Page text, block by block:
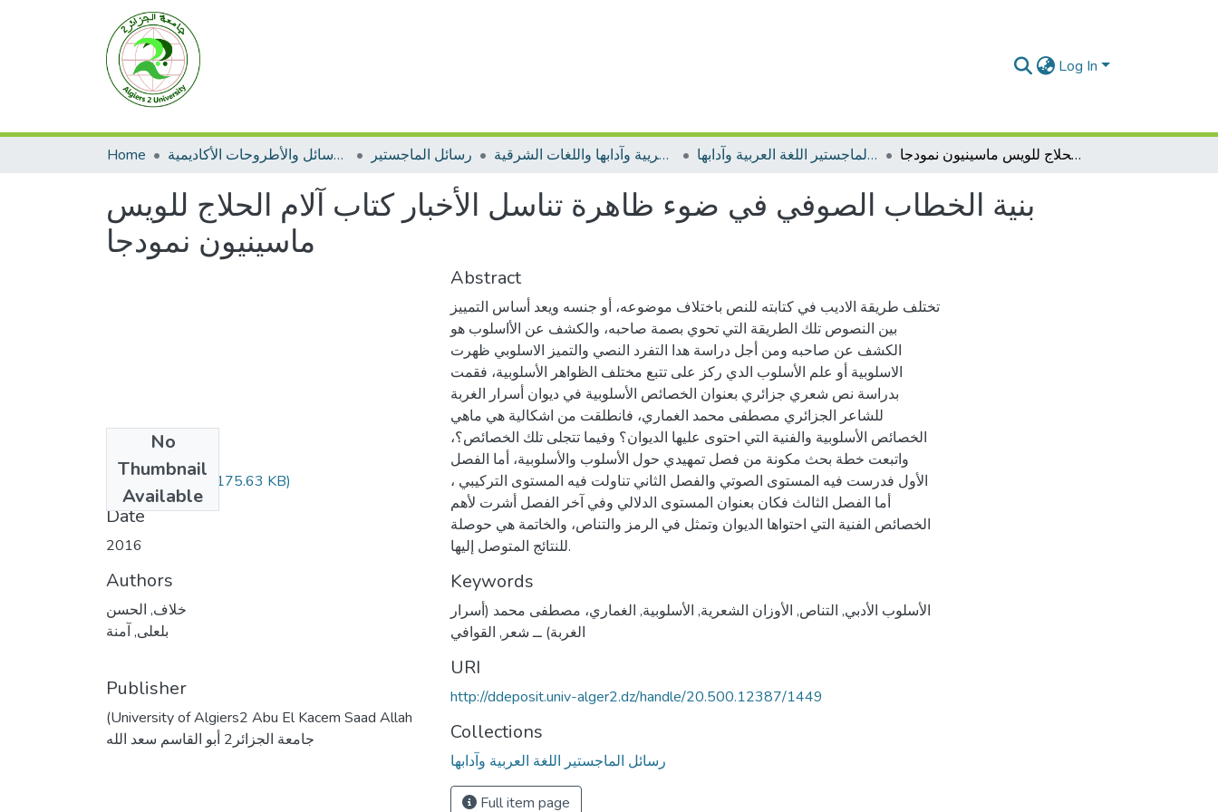
Log In
Home الرسائل والأطروحات الأكاديمية رسائل الماجستير رسائل الماجستير اللغة العريية وآدابها واللغات الشرقية رسائل الماجستير اللغة العربية وآدابها بنية الخطاب الصوفي في ضوء ظاهرة تناسل الأخبار كتاب آلام الحلاج للويس ماسينيون نمودجا
بنية الخطاب الصوفي في ضوء ظاهرة تناسل الأخبار كتاب آلام الحلاج للويس
ماسينيون نمودجا
No
Thumbnail
Available
خلاف الحسن.pdf (175.63 KB)
Date
2016
Authors
خلاف, الحسن
بلعلى, آمنة
Publisher
(University of Algiers2 Abu El Kacem Saad Allah
جامعة الجزائر2 أبو القاسم سعد الله
Abstract
تختلف طريقة الاديب في كتابته للنص باختلاف موضوعه، أو جنسه ويعد أساس التمييز
بين النصوص تلك الطريقة التي تحوي بصمة صاحبه، والكشف عن الأاسلوب هو
الكشف عن صاحبه ومن أجل دراسة هدا التفرد النصي والتميز الاسلوبي ظهرت
الاسلوبية أو علم الأسلوب الدي ركز على تتبع مختلف الظواهر الأسلوبية، فقمت
بدراسة نص شعري جزائري بعنوان الخصائص الأسلوبية في ديوان أسرار الغربة
للشاعر الجزائري مصطفى محمد الغماري، فانطلقت من اشكالية هي ماهي
الخصائص الأسلوبية والفنية التي احتوى عليها الديوان؟ وفيما تتجلى تلك الخصائص؟،
واتبعت خطة بحث مكونة من فصل تمهيدي حول الأسلوب والأسلوبية، أما الفصل
الأول فدرست فيه المستوى الصوتي والفصل الثاني تناولت فيه المستوى التركيبي ،
أما الفصل الثالث فكان بعنوان المستوى الدلالي وفي آخر الفصل أشرت لأهم
الخصائص الفنية التي احتواها الديوان وتمثل في الرمز والتناص، والخاتمة هي حوصلة
للنتائج المتوصل إليها.
Keywords
الأسلوب الأدبي, التناص, الأوزان الشعرية, الأسلوبية, الغماري، مصطفى محمد (أسرار
الغربة) ــ شعر , القوافي
URI
http://ddeposit.univ-alger2.dz/handle/20.500.12387/1449
Collections
رسائل الماجستير اللغة العربية وآدابها
Full item page